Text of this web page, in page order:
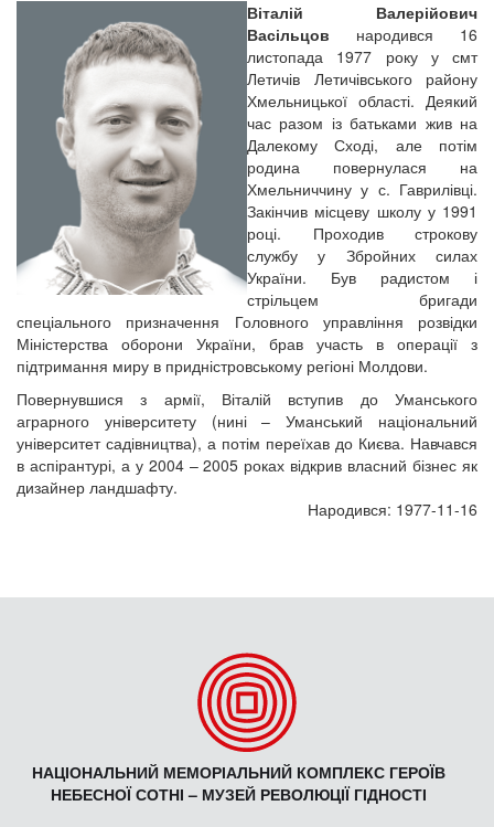
Віталій Валерійович
Васільцов народився 16
листопада 1977 року у смт
Летичів Летичівського району
Хмельницької області. Деякий
час разом із батьками жив на
Далекому Сході, але потім
родина повернулася на
Хмельниччину у с. Гаврилівці.
Закінчив місцеву школу у 1991
році. Проходив строкову
службу у Збройних силах
України. Був радистом і
стрільцем бригади
спеціального призначення Головного управління розвідки
Міністерства оборони України, брав участь в операції з
підтримання миру в придністровському регіоні Молдови.
Повернувшися з армії, Віталій вступив до Уманського
аграрного університету (нині – Уманський національний
університет садівництва), а потім переїхав до Києва. Навчався
в аспірантурі, а у 2004 – 2005 роках відкрив власний бізнес як
дизайнер ландшафту.
Народився: 1977-11-16
НАЦІОНАЛЬНИЙ МЕМОРІАЛЬНИЙ КОМПЛЕКС ГЕРОЇВ
НЕБЕСНОЇ СОТНІ – МУЗЕЙ РЕВОЛЮЦІЇ ГІДНОСТІ